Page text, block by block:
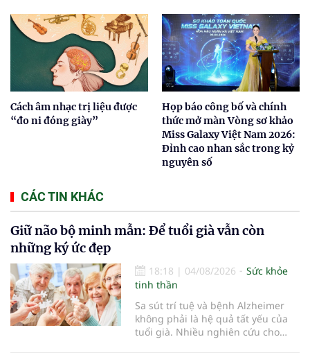
Cách âm nhạc trị liệu được
“đo ni đóng giày”
Họp báo công bố và chính
thức mở màn Vòng sơ khảo
Miss Galaxy Việt Nam 2026:
Đỉnh cao nhan sắc trong kỷ
nguyên số
CÁC TIN KHÁC
Giữ não bộ minh mẫn: Để tuổi già vẫn còn
những ký ức đẹp
18:18 | 04/08/2026
Sức khỏe
tinh thần
Sa sút trí tuệ và bệnh Alzheimer
không phải là hệ quả tất yếu của
tuổi già. Nhiều nghiên cứu cho